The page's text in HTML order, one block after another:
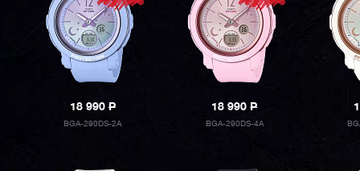
18 990P
BGA-290DS-2A
18 990P
BGA-290DS-4A